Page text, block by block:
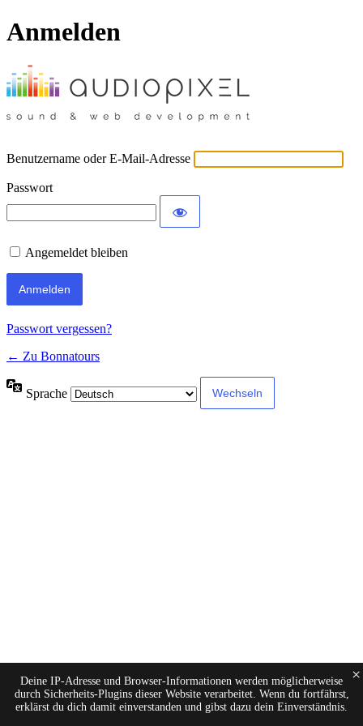
Anmelden
Benutzername oder E-Mail-Adresse
Passwort
Angemeldet bleiben
Passwort vergessen?
← Zu Bonnatours
Sprache
Deine IP-Adresse und Browser-Informationen werden möglicherweise
durch Sicherheits-Plugins dieser Website verarbeitet. Wenn du fortfährst,
erklärst du dich damit einverstanden und gibst dazu dein Einverständnis.
×